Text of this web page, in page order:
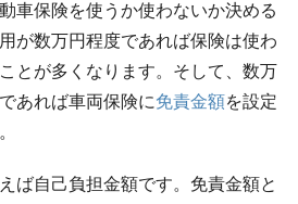
車保険を使うか使わないか決める
が数万円程度であれば保険は使わ
とが多くなります。そして、数万
あれば車両保険に免責金額を設定
ば自己負担金額です。免責金額と